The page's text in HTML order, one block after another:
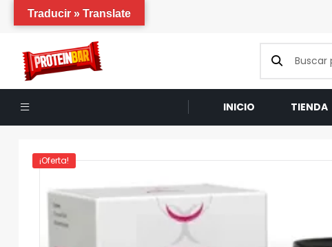
INICIO TIENDA
¡Oferta!
Traducir » Translate